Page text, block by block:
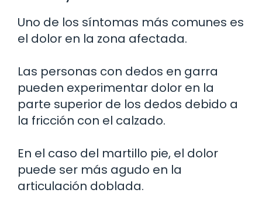
Uno de los síntomas más comunes es
el dolor en la zona afectada.
Las personas con dedos en garra
pueden experimentar dolor en la
parte superior de los dedos debido a
la fricción con el calzado.
En el caso del martillo pie, el dolor
puede ser más agudo en la
articulación doblada.